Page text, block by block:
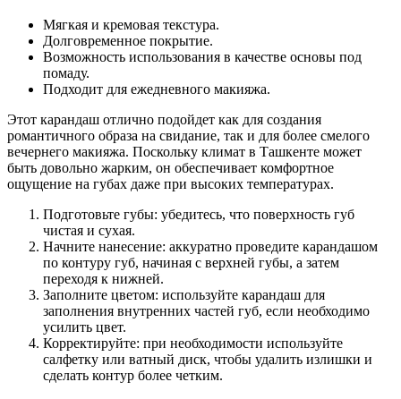
Мягкая и кремовая текстура.
Долговременное покрытие.
Возможность использования в качестве основы под
помаду.
Подходит для ежедневного макияжа.
Этот карандаш отлично подойдет как для создания
романтичного образа на свидание, так и для более смелого
вечернего макияжа. Поскольку климат в Ташкенте может
быть довольно жарким, он обеспечивает комфортное
ощущение на губах даже при высоких температурах.
Подготовьте губы: убедитесь, что поверхность губ
чистая и сухая.
Начните нанесение: аккуратно проведите карандашом
по контуру губ, начиная с верхней губы, а затем
переходя к нижней.
Заполните цветом: используйте карандаш для
заполнения внутренних частей губ, если необходимо
усилить цвет.
Корректируйте: при необходимости используйте
салфетку или ватный диск, чтобы удалить излишки и
сделать контур более четким.